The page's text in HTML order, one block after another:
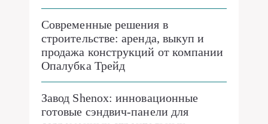
Современные решения в
строительстве: аренда, выкуп и
продажа конструкций от компании
Опалубка Трейд
Завод Shenox: инновационные
готовые сэндвич-панели для